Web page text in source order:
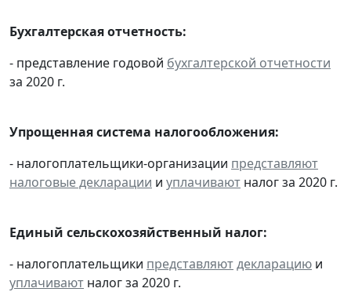
Бухгалтерская отчетность:
- представление годовой бухгалтерской отчетности
за 2020 г.
Упрощенная система налогообложения:
- налогоплательщики-организации представляют
налоговые декларации и уплачивают налог за 2020 г.
Единый сельскохозяйственный налог:
- налогоплательщики представляютдекларацию и
уплачивают налог за 2020 г.